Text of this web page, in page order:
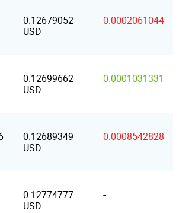
0.12679052
USD
0.0002061044
0.12699662
USD
0.0001031331
0.12689349
USD
0.0008542828
0.12774777
USD
-